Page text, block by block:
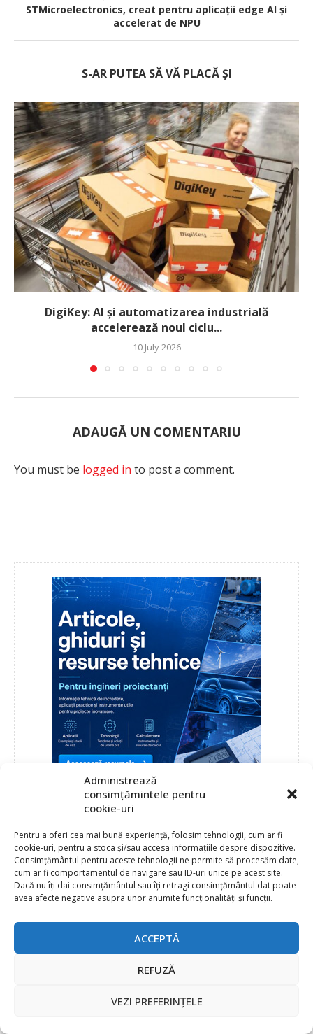
Administrează
consimțămintele pentru
cookie-uri
Pentru a oferi cea mai bună experiență, folosim tehnologii, cum ar fi
cookie-uri, pentru a stoca și/sau accesa informațiile despre dispozitive.
Consimțământul pentru aceste tehnologii ne permite să procesăm date,
cum ar fi comportamentul de navigare sau ID-uri unice pe acest site.
Dacă nu îți dai consimțământul sau îți retragi consimțământul dat poate
avea afecte negative asupra unor anumite funcționalități și funcții.
ACCEPTĂ
REFUZĂ
VEZI PREFERINȚELE
STMicroelectronics, creat pentru aplicații edge AI și
accelerat de NPU
S-AR PUTEA SĂ VĂ PLACĂ ȘI
DigiKey: AI și automatizarea industrială
accelerează noul ciclu...
10 July 2026
ADAUGĂ UN COMENTARIU
You must be logged in to post a comment.